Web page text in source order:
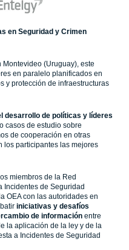
en Seguridad y Crimen
(Uruguay), este
en paralelo planificados en
y protección de infraestructuras
desarrollo de políticas y líderes
casos de estudio sobre
de cooperación en otras
los participantes las mejores
miembros de la Red
Incidentes de Seguridad
OEA con las autoridades en
iniciativas y desafíos
de información entre
la aplicación de la ley y de la
a Incidentes de Seguridad